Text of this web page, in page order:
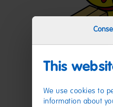
This
We use cookies to
information about